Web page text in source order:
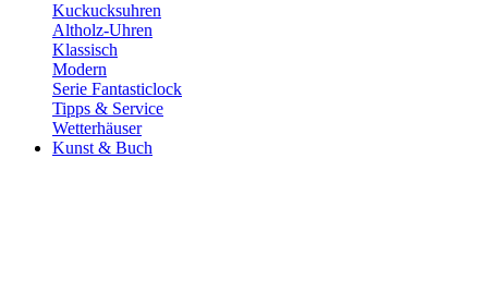
Kuckucksuhren
Altholz-Uhren
Klassisch
Modern
Serie Fantasticlock
Tipps & Service
Wetterhäuser
Kunst & Buch